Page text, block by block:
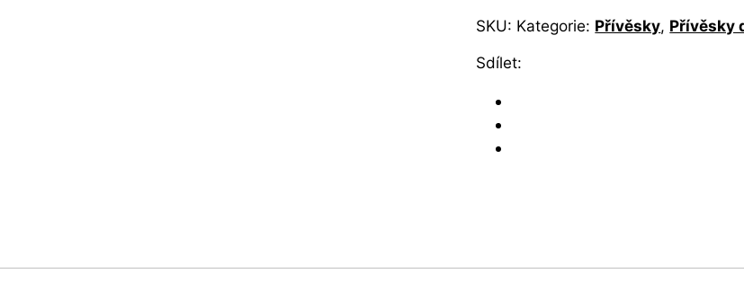
SKU: Kategorie: Přívěsky, Přívěsky
Sdílet: